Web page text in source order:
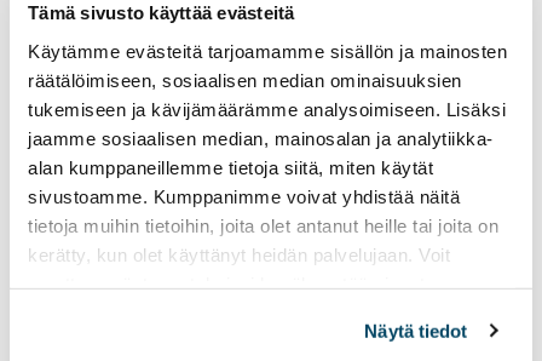
Tämä sivusto käyttää evästeitä
Käytämme evästeitä tarjoamamme sisällön ja mainosten
räätälöimiseen, sosiaalisen median ominaisuuksien
tukemiseen ja kävijämäärämme analysoimiseen. Lisäksi
jaamme sosiaalisen median, mainosalan ja analytiikka-
alan kumppaneillemme tietoja siitä, miten käytät
sivustoamme. Kumppanimme voivat yhdistää näitä
tietoja muihin tietoihin, joita olet antanut heille tai joita on
kerätty, kun olet käyttänyt heidän palvelujaan. Voit
Näytä tiedot
Kiinnostus pahuuteen
voi antaa tauon arjen
tylsyyteen – liika on
kuitenkin liikaa
23.03.2026 HYVINVOINTI
Monet meistä viehättyvät
pahuudesta ilmiönä.
Kauhua ja true crimea
ihailijansa. Mutta mikä